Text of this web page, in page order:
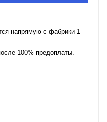
напрямую с фабрики 1
100% предоплаты.